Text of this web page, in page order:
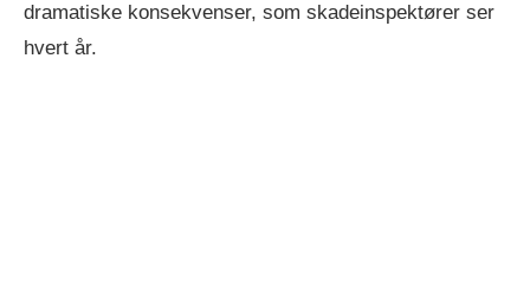
dramatiske konsekvenser, som skadeinspektører ser
hvert år.